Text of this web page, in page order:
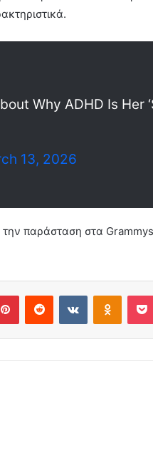
Why ADHD Is Her
13, 2026
παράσταση στα
PinterestReddit VKontakte